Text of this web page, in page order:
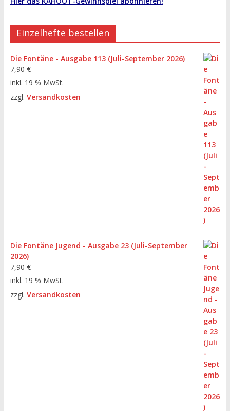
Einzelhefte bestellen
Die Fontäne - Ausgabe 113 (Juli-September 2026)
7,90 €
inkl. 19 % MwSt.
zzgl. Versandkosten
Die Fontäne Jugend - Ausgabe 23 (Juli-September
2026)
7,90 €
inkl. 19 % MwSt.
zzgl. Versandkosten